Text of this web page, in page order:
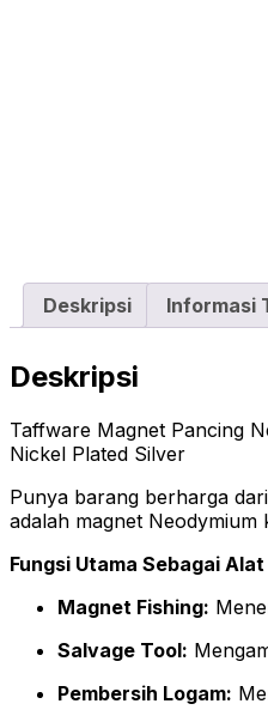
Deskripsi Informasi
Deskripsi
Taffware Magnet Pancing
Nickel Plated Silver
Punya barang berharga
adalah magnet
Fungsi Utama Sebagai
Magnet Fishing:
Salvage Tool:
Pembersih Logam: